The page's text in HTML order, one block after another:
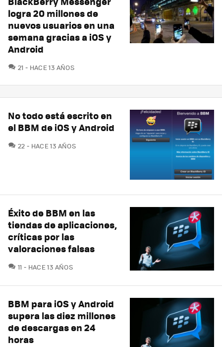
logra 20 millones de
nuevos usuarios en una
semana gracias a iOS y
Android
21 COMENTARIOS
HACE 13 AÑOS
No todo está escrito en
el BBM de iOS y Android
22 COMENTARIOS
HACE 13 AÑOS
Éxito de BBM en las
tiendas de aplicaciones,
críticas por las
valoraciones falsas
11 COMENTARIOS
HACE 13 AÑOS
BBM para iOS y Android
supera las diez millones
de descargas en 24
horas